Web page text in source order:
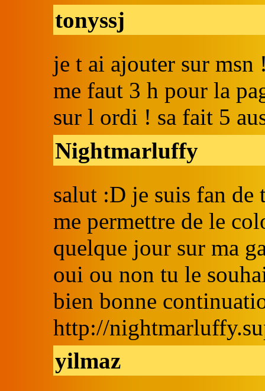
tonyssj
je t ai ajouter sur
me faut 3 h pour la
sur l ordi ! sa fait 5
Nightmarluffy
salut :D je suis fan de
me permettre de le
quelque jour sur ma
oui ou non tu le
bien bonne
http://
yilmaz